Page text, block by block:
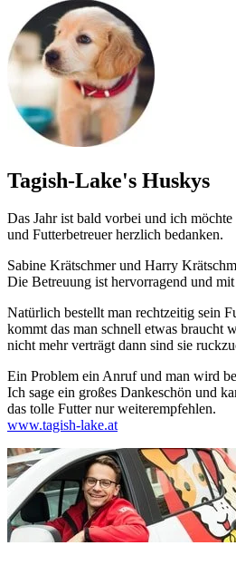
Tagish-Lake's Huskys
Das Jahr ist bald vorbei und ich
und Futterbetreuer herzlich bedanken.
Sabine Krätschmer und Harry
Die Betreuung ist hervorragend und
Natürlich bestellt man rechtzeitig sein
kommt das man schnell etwas braucht
nicht mehr verträgt dann sind sie
Ein Problem ein Anruf und man wird
Ich sage ein großes Dankeschön und
das tolle Futter nur weiterempfehlen.
www.tagish-lake.at